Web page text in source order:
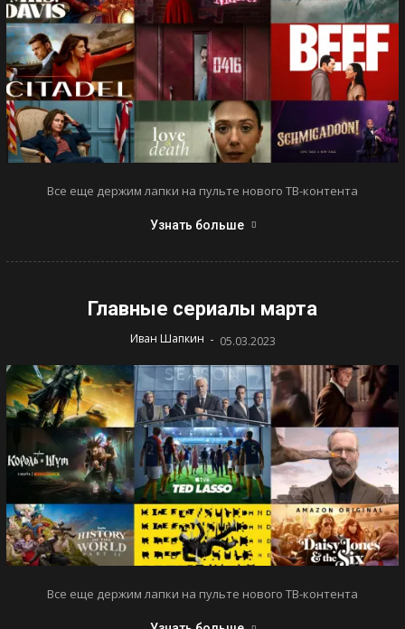
Все еще держим лапки на пульте нового ТВ-контента
Узнать больше
Главные сериалы марта
Иван Шапкин - 05.03.2023
Все еще держим лапки на пульте нового ТВ-контента